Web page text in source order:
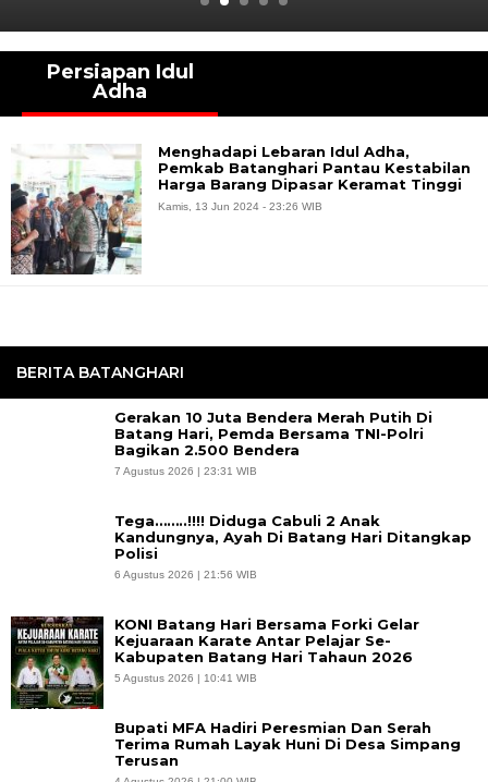
BERITA BATANGHARI
Gerakan 10 Juta Bendera Merah Putih Di
Batang Hari, Pemda Bersama TNI-Polri
Bagikan 2.500 Bendera
7 Agustus 2026 | 23:31 WIB
Tega……..!!!! Diduga Cabuli 2 Anak
Kandungnya, Ayah Di Batang Hari Ditangkap
Polisi
6 Agustus 2026 | 21:56 WIB
KONI Batang Hari Bersama Forki Gelar
Kejuaraan Karate Antar Pelajar Se-
Kabupaten Batang Hari Tahaun 2026
5 Agustus 2026 | 10:41 WIB
Bupati MFA Hadiri Peresmian Dan Serah
Terima Rumah Layak Huni Di Desa Simpang
Terusan
Persiapan Idul
Adha
Menghadapi Lebaran Idul Adha,
Pemkab Batanghari Pantau Kestabilan
Harga Barang Dipasar Keramat Tinggi
Kamis, 13 Jun 2024 - 23:26 WIB